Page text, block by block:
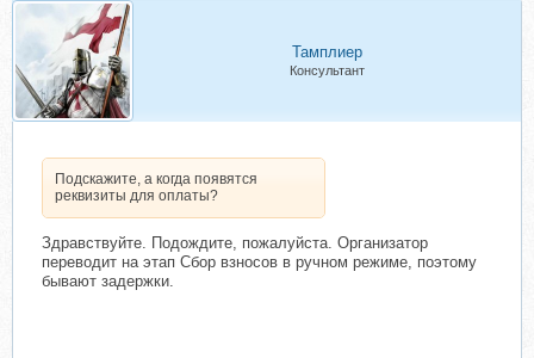
Тамплиер
Консультант
Подскажите, а когда появятся
реквизиты для оплаты?
Здравствуйте. Подождите, пожалуйста. Организатор
переводит на этап Сбор взносов в ручном режиме, поэтому
бывают задержки.